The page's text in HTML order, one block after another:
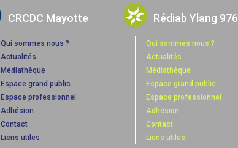
CRCDC Mayotte
Qui sommes nous ?
Actualités
Médiathèque
Espace grand public
Espace professionnel
Adhésion
Contact
Liens utiles
Rédiab Ylang 976
Qui sommes nous ?
Actualités
Médiathèque
Espace grand public
Espace professionnel
Adhésion
Contact
Liens utiles